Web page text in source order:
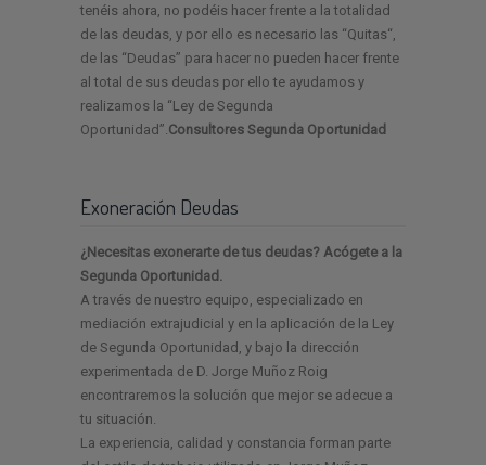
tenéis ahora, no podéis hacer frente a la totalidad
de las deudas, y por ello es necesario las “Quitas“,
de las “Deudas” para hacer no pueden hacer frente
al total de sus deudas por ello te ayudamos y
realizamos la “Ley de Segunda
Oportunidad”. Consultores Segunda Oportunidad
Exoneración Deudas
¿Necesitas exonerarte de tus deudas? Acógete a la
Segunda Oportunidad.
A través de nuestro equipo, especializado en
mediación extrajudicial y en la aplicación de la Ley
de Segunda Oportunidad, y bajo la dirección
experimentada de D. Jorge Muñoz Roig
encontraremos la solución que mejor se adecue a
tu situación.
La experiencia, calidad y constancia forman parte